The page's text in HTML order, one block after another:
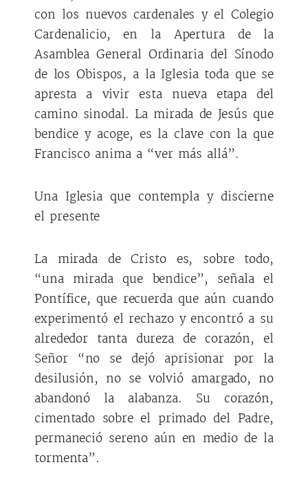
con los nuevos cardenales y el Colegio
Cardenalicio, en la Apertura de la
Asamblea General Ordinaria del Sínodo
de los Obispos, a la Iglesia toda que se
apresta a vivir esta nueva etapa del
camino sinodal. La mirada de Jesús que
bendice y acoge, es la clave con la que
Francisco anima a “ver más allá”.
Una Iglesia que contempla y discierne
el presente
La mirada de Cristo es, sobre todo,
“una mirada que bendice”, señala el
Pontífice, que recuerda que aún cuando
experimentó el rechazo y encontró a su
alrededor tanta dureza de corazón, el
Señor “no se dejó aprisionar por la
desilusión, no se volvió amargado, no
abandonó la alabanza. Su corazón,
cimentado sobre el primado del Padre,
permaneció sereno aún en medio de la
tormenta”.